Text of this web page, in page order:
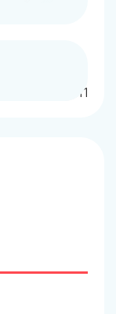
арт.441111